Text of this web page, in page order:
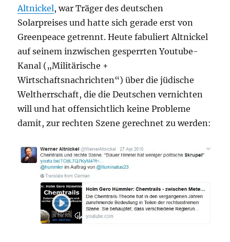
Altnickel, war Träger des deutschen
Solarpreises und hatte sich gerade erst von
Greenpeace getrennt. Heute fabuliert Altnickel
auf seinem inzwischen gesperrten Youtube-
Kanal („Militärische +
Wirtschaftsnachrichten“) über die jüdische
Weltherrschaft, die die Deutschen vernichten
will und hat offensichtlich keine Probleme
damit, zur rechten Szene gerechnet zu werden: